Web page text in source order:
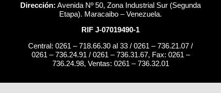
Dirección: Avenida Nº 50, Zona Industrial Sur (Segunda
Etapa). Maracaibo – Venezuela.
RIF J-07019490-1
Central: 0261 – 718.66.30 al 33 / 0261 – 736.21.07 /
0261 – 736.24.91 / 0261 – 736.31.67, Fax: 0261 –
736.24.98, Ventas: 0261 – 736.32.01